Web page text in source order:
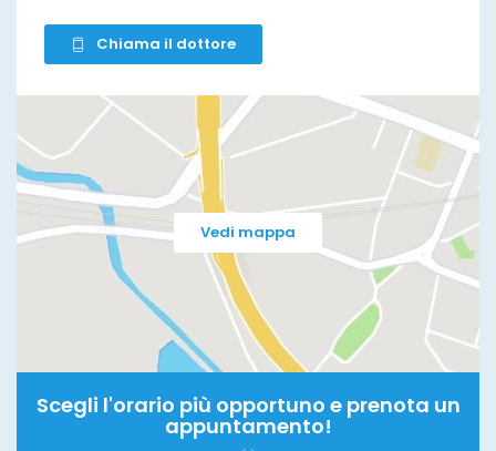
Chiama il dottore
Vedi mappa
Scegli l'orario più opportuno e prenota un
appuntamento!